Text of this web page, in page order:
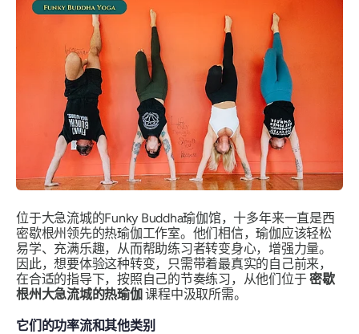
位于大急流城的Funky Buddha瑜伽馆，十多年来一直是西
密歇根州领先的热瑜伽工作室。他们相信，瑜伽应该轻松
易学、充满乐趣，从而帮助练习者转变身心，增强力量。
因此，想要体验这种转变，只需带着最真实的自己前来，
在合适的指导下，按照自己的节奏练习，从他们位于密歇
根州大急流城的热瑜伽课程中汲取所需。
它们的功率流和其他类别